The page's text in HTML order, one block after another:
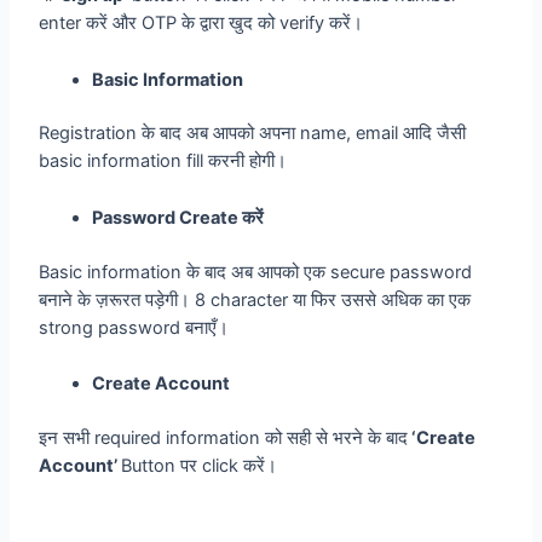
enter करें और OTP के द्वारा खुद को verify करें।
Basic Information
Registration के बाद अब आपको अपना name, email आदि जैसी
basic information fill करनी होगी।
Password Create करें
Basic information के बाद अब आपको एक secure password
बनाने के ज़रूरत पड़ेगी। 8 character या फिर उससे अधिक का एक
strong password बनाएँ।
Create Account
इन सभी required information को सही से भरने के बाद‘Create
Account’ Button पर click करें।